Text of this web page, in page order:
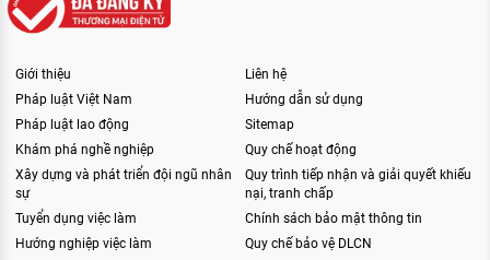
Giới thiệu
Pháp luật Việt Nam
Pháp luật lao động
Khám phá nghề nghiệp
Xây dựng và phát triển đội ngũ nhân
sự
Tuyển dụng việc làm
Hướng nghiệp việc làm
Liên hệ
Hướng dẫn sử dụng
Sitemap
Quy chế hoạt động
Quy trình tiếp nhận và giải quyết khiếu
nại, tranh chấp
Chính sách bảo mật thông tin
Quy chế bảo vệ DLCN